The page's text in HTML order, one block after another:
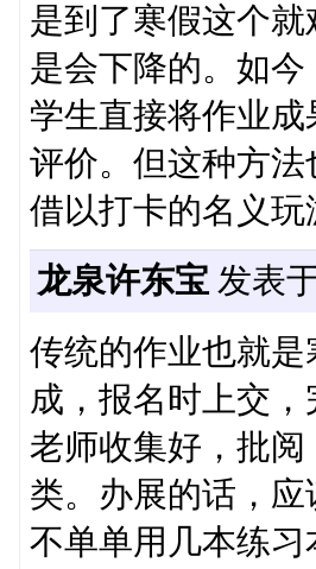
是到了寒假这个
是会下降的。如
学生直接将作业
评价。但这种方
借以打卡的名义
龙泉许东宝 发表
传统的作业也就
成，报名时上交
老师收集好，批
类。办展的话，
不单单用几本练